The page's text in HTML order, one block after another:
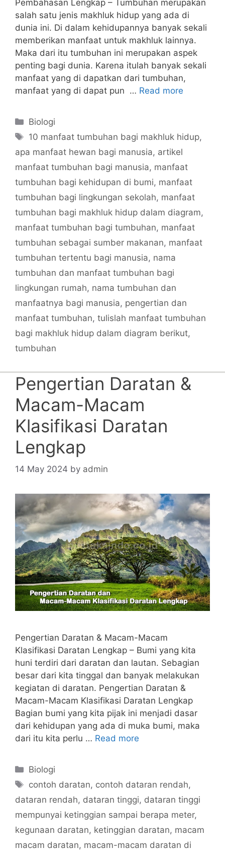
Pembahasan Lengkap – Tumbuhan merupakan
salah satu jenis makhluk hidup yang ada di
dunia ini. Di dalam kehidupannya banyak sekali
memberikan manfaat untuk makhluk lainnya.
Maka dari itu tumbuhan ini merupakan aspek
penting bagi dunia. Karena itulah banyak sekali
manfaat yang di dapatkan dari tumbuhan,
manfaat yang di dapat pun … Read more
Categories
Biologi
Tags
10 manfaat tumbuhan bagi makhluk hidup,
apa manfaat hewan bagi manusia, artikel
manfaat tumbuhan bagi manusia, manfaat
tumbuhan bagi kehidupan di bumi, manfaat
tumbuhan bagi lingkungan sekolah, manfaat
tumbuhan bagi makhluk hidup dalam diagram,
manfaat tumbuhan bagi tumbuhan, manfaat
tumbuhan sebagai sumber makanan, manfaat
tumbuhan tertentu bagi manusia, nama
tumbuhan dan manfaat tumbuhan bagi
lingkungan rumah, nama tumbuhan dan
manfaatnya bagi manusia, pengertian dan
manfaat tumbuhan, tulislah manfaat tumbuhan
bagi makhluk hidup dalam diagram berikut,
tumbuhan
Pengertian Daratan &
Macam-Macam
Klasifikasi Daratan
Lengkap
14 May 2024 by admin
Pengertian Daratan & Macam-Macam
Klasifikasi Daratan Lengkap – Bumi yang kita
huni terdiri dari daratan dan lautan. Sebagian
besar dari kita tinggal dan banyak melakukan
kegiatan di daratan. Pengertian Daratan &
Macam-Macam Klasifikasi Daratan Lengkap
Bagian bumi yang kita pijak ini menjadi dasar
dari kehidupan yang ada di muka bumi, maka
dari itu kita perlu … Read more
Categories
Biologi
Tags
contoh daratan, contoh dataran rendah,
dataran rendah, dataran tinggi, dataran tinggi
mempunyai ketinggian sampai berapa meter,
kegunaan daratan, ketinggian daratan, macam
macam daratan, macam-macam daratan di